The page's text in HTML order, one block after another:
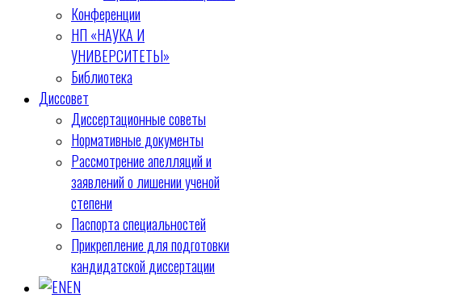
Конференции
НП «НАУКА И
УНИВЕРСИТЕТЫ»
Библиотека
Диссовет
Диссертационные советы
Нормативные документы
Рассмотрение апелляций и
заявлений о лишении ученой
степени
Паспорта специальностей
Прикрепление для подготовки
кандидатской диссертации
EN